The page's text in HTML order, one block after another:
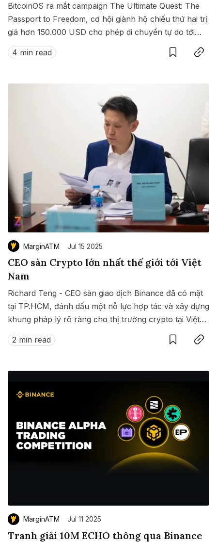
BitcoinOS ra mắt campaign The Ultimate Quest: The
Passport to Freedom, cơ hội giành hộ chiếu thứ hai trị
giá hơn 150.000 USD cho phép di chuyển tự do tới
hàng loạt quốc gia không cần visa.
4 min read
SaveCopy link
MarginATM Jul 15 2025
CEO sàn Crypto lớn nhất thế giới tới Việt
Nam
Richard Teng - CEO sàn giao dịch Binance đã có mặt
tại TP.HCM, đánh dấu một nỗ lực hợp tác và xây dựng
khung pháp lý rõ ràng cho thị trường crypto tại Việt
Nam.
2 min read
SaveCopy link
MarginATM Jul 11 2025
Tranh giải 10M ECHO thông qua Binance